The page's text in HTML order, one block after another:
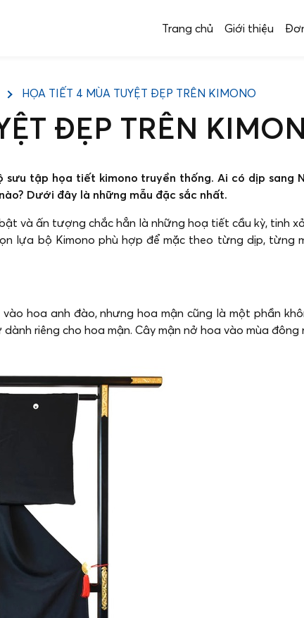
Trang chủ Giới thiệu
HỌA TIẾT 4 MÙA TUYỆT ĐẸP TRÊN KIMONO
ĐẸP TRÊN
sưu tập họa tiết kimono truyền thống. Ai có dịp sang
Dưới đây là những mẫu đặc sắc nhất.
và ấn tượng chắc hẳn là những hoạ tiết cầu kỳ, tinh
lựa bộ Kimono phù hợp để mặc theo từng dịp, từng
hoa anh đào, nhưng hoa mận cũng là một phần
riêng cho hoa mận. Cây mận nở hoa vào mùa